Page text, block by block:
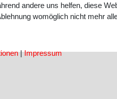
andere uns helfen, diese
womöglich nicht mehr
|Impressum